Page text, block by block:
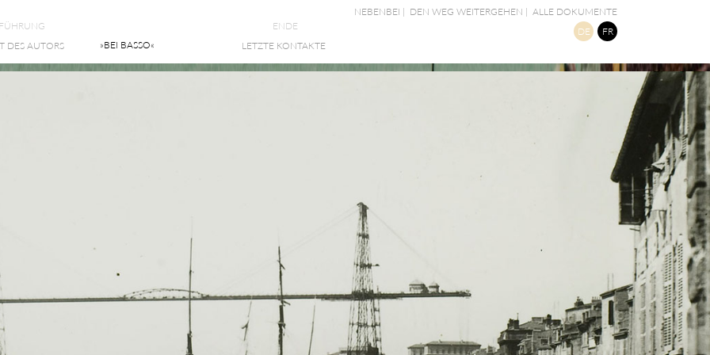
DES AUTORS
»BEI BASSO«
ENDE
LETZTE KONTAKTE
NEBENBEI | DEN WEG WEITERGEHEN | ALLE DOKUMENTE
DE
FR